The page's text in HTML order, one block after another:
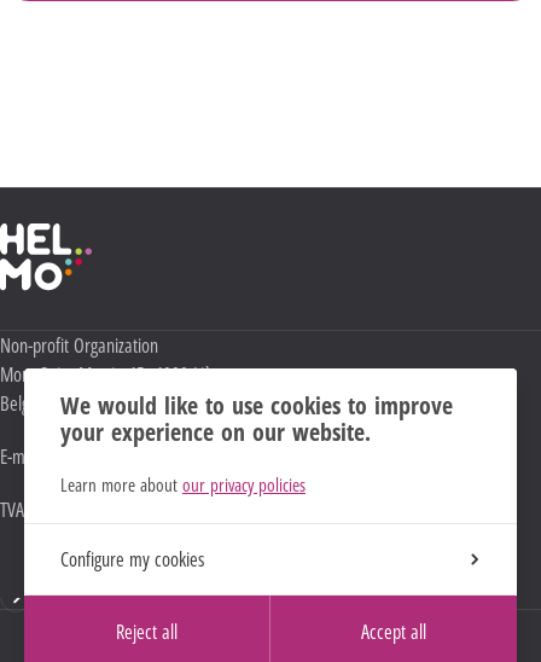
Haute École Libre Mosane
Adresse :
Non-profit Organization
Mont Saint-Martin 45,4000Liège
Belgium
E-mail :
TVA (intracommunautaire)
Mentions
We would like to use cookies to improve
your experience on our website.
Learn more about our privacy policies
Configure my cookies
Reject all Accept all